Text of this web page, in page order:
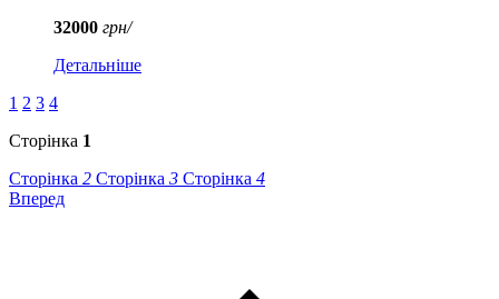
32000 грн/
Детальніше
1 2 3 4
Сторінка 1
Сторінка 2 Сторінка 3 Сторінка 4
Вперед